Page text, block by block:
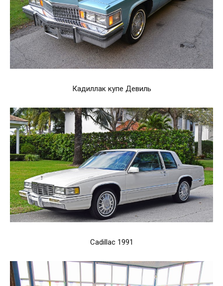
Кадиллак купе Девиль
Cadillac 1991